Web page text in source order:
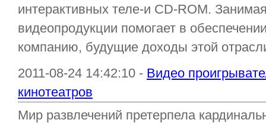
интерактивных теле-и CD-ROM.
видеопродукции помогает в
компанию, будущие доходы этой
2011-08-24 14:42:10 - Видео
кинотеатров
Мир развлечений претерпела